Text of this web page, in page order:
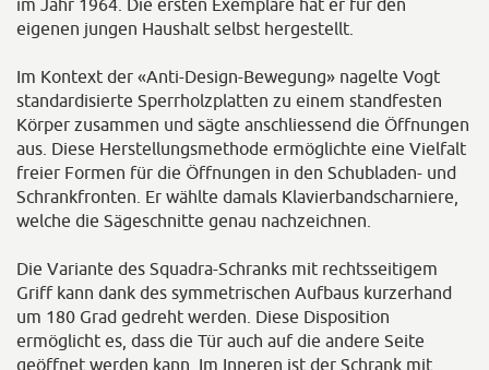
im Jahr 1964. Die ersten Exemplare hat er für den
eigenen jungen Haushalt selbst hergestellt.
Im Kontext der «Anti-Design-Bewegung» nagelte Vogt
standardisierte Sperrholzplatten zu einem standfesten
Körper zusammen und sägte anschliessend die Öffnungen
aus. Diese Herstellungsmethode ermöglichte eine Vielfalt
freier Formen für die Öffnungen in den Schubladen- und
Schrankfronten. Er wählte damals Klavierbandscharniere,
welche die Sägeschnitte genau nachzeichnen.
Die Variante des Squadra-Schranks mit rechtsseitigem
Griff kann dank des symmetrischen Aufbaus kurzerhand
um 180 Grad gedreht werden. Diese Disposition
ermöglicht es, dass die Tür auch auf die andere Seite
geöffnet werden kann. Im Inneren ist der Schrank mit